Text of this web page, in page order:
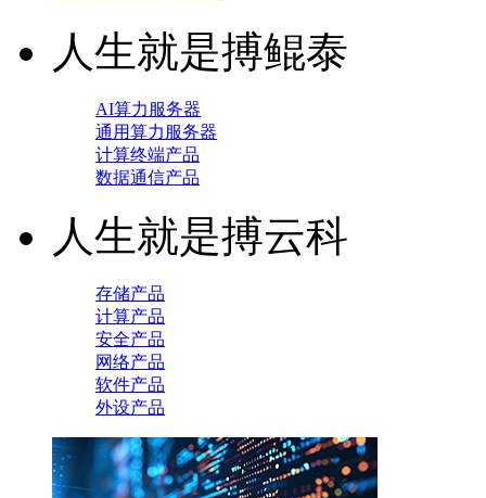
人生就是搏鲲泰
AI算力服务器
通用算力服务器
计算终端产品
数据通信产品
人生就是搏云科
存储产品
计算产品
安全产品
网络产品
软件产品
外设产品